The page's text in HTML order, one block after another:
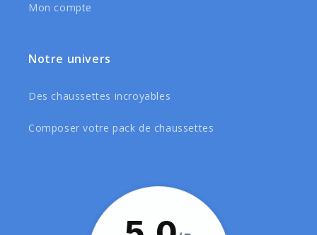
Mon compte
Notre univers
Des chaussettes incroyables
Composer votre pack de chaussettes